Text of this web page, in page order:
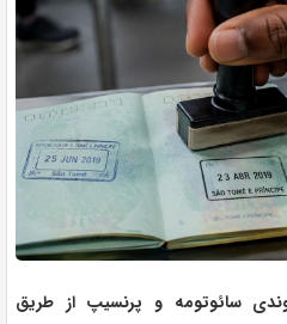
سائوتومه و پرنسیپ از طریق